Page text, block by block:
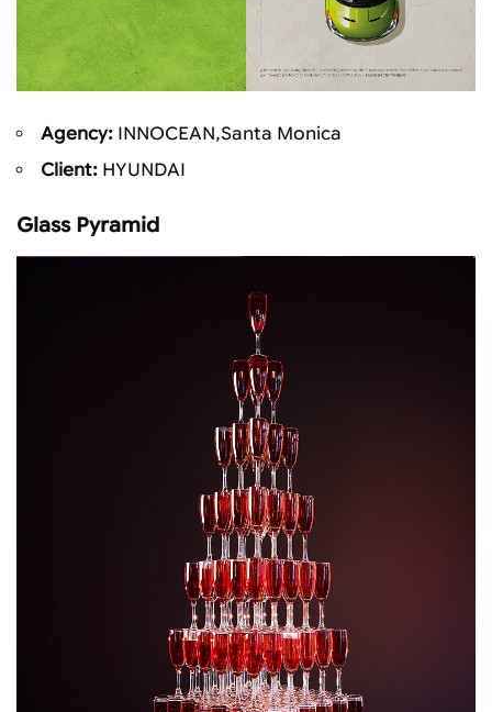
Agency:INNOCEAN,Santa Monica
Client:HYUNDAI
Glass Pyramid